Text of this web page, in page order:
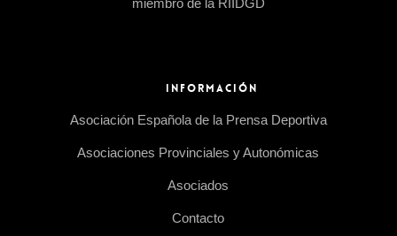
miembro de la RIIDGD
INFORMACIÓN
Asociación Española de la Prensa Deportiva
Asociaciones Provinciales y Autonómicas
Asociados
Contacto